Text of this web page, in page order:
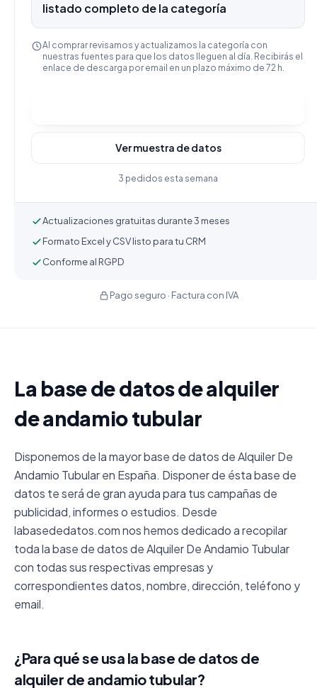
listado completo de la categoría
Al comprar revisamos y actualizamos la categoría con
nuestras fuentes para que los datos lleguen al día. Recibirás el
enlace de descarga por email en un plazo máximo de 72 h.
Ver muestra de datos
3 pedidos esta semana
Actualizaciones gratuitas durante 3 meses
Formato Excel y CSV listo para tu CRM
Conforme al RGPD
Pago seguro · Factura con IVA
La base de datos de alquiler
de andamio tubular
Disponemos de la mayor base de datos de Alquiler De
Andamio Tubular en España. Disponer de ésta base de
datos te será de gran ayuda para tus campañas de
publicidad, informes o estudios. Desde
labasededatos.com nos hemos dedicado a recopilar
toda la base de datos de Alquiler De Andamio Tubular
con todas sus respectivas empresas y
correspondientes datos, nombre, dirección, teléfono y
email.
¿Para qué se usa la base de datos de
alquiler de andamio tubular?